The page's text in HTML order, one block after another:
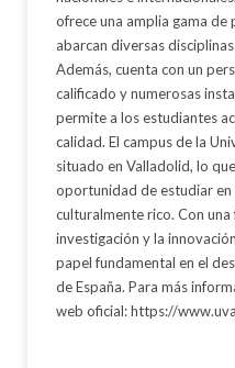
ofrece una amplia gama
abarcan diversas
Además, cuenta con un
calificado y numerosas
permite a los estudiantes
calidad. El campus de la
situado en Valladolid, lo
oportunidad de estudiar
culturalmente rico. Con
investigación y la
papel fundamental en el
de España. Para más
web oficial: https://